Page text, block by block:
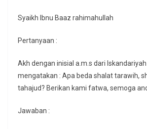
Syaikh Ibnu Baaz rahimahullah
Pertanyaan :
Akh dengan inisial a.m.s dari
mengatakan : Apa beda shalat tarawih,
tahajud? Berikan kami fatwa, semoga
Jawaban :